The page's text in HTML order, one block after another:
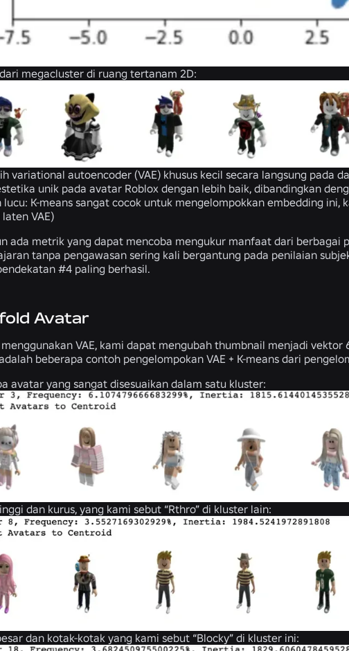
megacluster di ruang tertanam 2D:
variational autoencoder (VAE) khusus kecil secara langsung pada
unik pada avatar Roblox dengan lebih baik, dibandingkan
lucu: K-means sangat cocok untuk mengelompokkan embedding
VAE)
ada metrik yang dapat mencoba mengukur manfaat dari berbagai
tanpa pengawasan sering kali bergantung pada penilaian
#4 paling berhasil.
Avatar
VAE, kami dapat mengubah thumbnail menjadi
beberapa contoh pengelompokan VAE + K-means dari
avatar yang sangat disesuaikan dalam satu kluster:
dan kurus, yang kami sebut “Rthro” di kluster lain:
dan kotak-kotak yang kami sebut “Blocky” di kluster ini: